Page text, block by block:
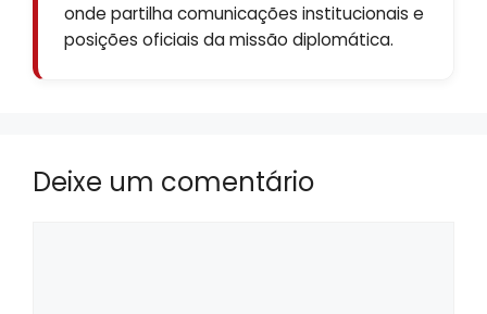
onde partilha comunicações institucionais e
posições oficiais da missão diplomática.
Deixe um comentário